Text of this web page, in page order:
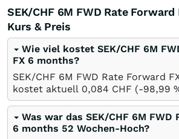
SEK/CHF 6M FWD Rate
Kurs & Preis
Wie viel kostet SEK/CHF 6M
FX 6 months?
SEK/CHF 6M FWD Rate Forward
kostet aktuell 0,084 CHF (-98,99
Was war das SEK/CHF 6M FWD
6 months 52 Wochen-Hoch?